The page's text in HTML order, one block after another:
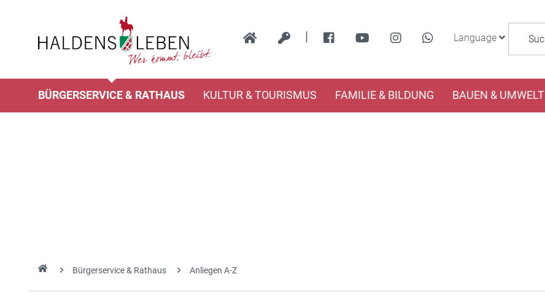
| Language
BÜRGERSERVICE & RATHAUS KULTUR & TOURISMUS FAMILIE & BILDUNG BAUEN & UMWELT
Bürgerservice & Rathaus Anliegen A-Z